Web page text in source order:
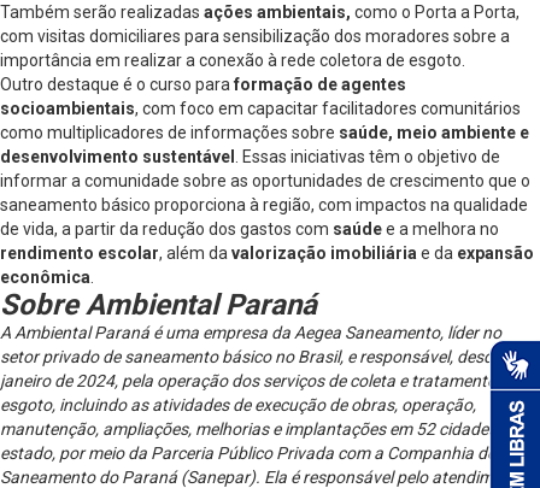
Também serão realizadas ações ambientais, como o Porta a Porta,
com visitas domiciliares para sensibilização dos moradores sobre a
importância em realizar a conexão à rede coletora de esgoto.
Outro destaque é o curso para formação de agentes
socioambientais, com foco em capacitar facilitadores comunitários
como multiplicadores de informações sobre saúde, meio ambiente e
desenvolvimento sustentável . Essas iniciativas têm o objetivo de
informar a comunidade sobre as oportunidades de crescimento que o
saneamento básico proporciona à região, com impactos na qualidade
de vida, a partir da redução dos gastos com saúdee a melhora no
rendimento escolar, além da valorização imobiliária e da expansão
econômica
Sobre Ambiental Paraná
A Ambiental Paraná é uma empresa da Aegea Saneamento, líder no
setor privado de saneamento básico no Brasil, e responsável, desde
janeiro de 2024, pela operação dos serviços de coleta e tratamento de
esgoto, incluindo as atividades de execução de obras, operação,
manutenção, ampliações, melhorias e implantações em 52 cidades do
estado, por meio da Parceria Público Privada com a Companhia de
Saneamento do Paraná (Sanepar). Ela é responsável pelo atendimento